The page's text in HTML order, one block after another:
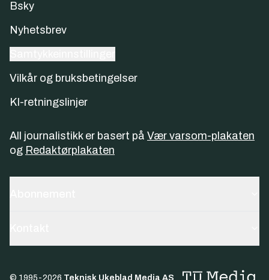
Bsky
Nyhetsbrev
Vilkår og bruksbetingelser
KI-retningslinjer
All journalistikk er basert på Vær varsom-plakaten
og Redaktørplakaten
© 1995-2026 Teknisk Ukeblad Media AS